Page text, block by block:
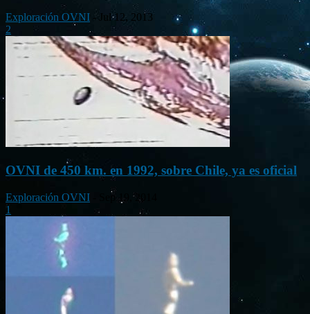
Exploración OVNI -
Jul 12, 2013
2
OVNI de 450 km. en 1992, sobre Chile, ya es oficial
Exploración OVNI
Sep 19, 2014
1